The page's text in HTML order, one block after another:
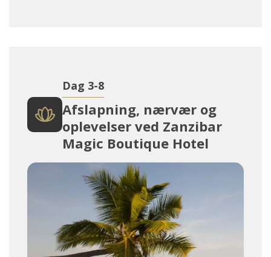
Dag 3-8
Afslapning, nærvær og
oplevelser ved Zanzibar
Magic Boutique Hotel